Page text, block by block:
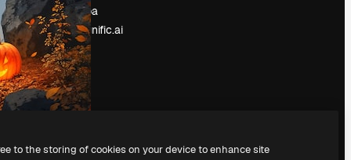
Sala stampa
Cerchi magnific.ai
to the storing of cookies on your device to enhance site